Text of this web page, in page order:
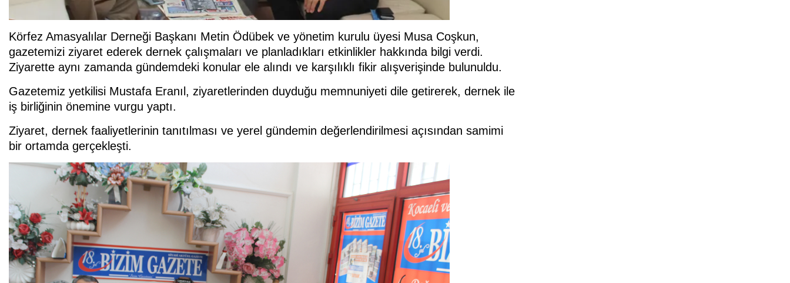
Körfez Amasyalılar Derneği Başkanı Metin Ödübek ve yönetim kurulu üyesi Musa Coşkun,
gazetemizi ziyaret ederek dernek çalışmaları ve planladıkları etkinlikler hakkında bilgi verdi.
Ziyarette aynı zamanda gündemdeki konular ele alındı ve karşılıklı fikir alışverişinde bulunuldu.
Gazetemiz yetkilisi Mustafa Eranıl, ziyaretlerinden duyduğu memnuniyeti dile getirerek, dernek ile
iş birliğinin önemine vurgu yaptı.
Ziyaret, dernek faaliyetlerinin tanıtılması ve yerel gündemin değerlendirilmesi açısından samimi
bir ortamda gerçekleşti.